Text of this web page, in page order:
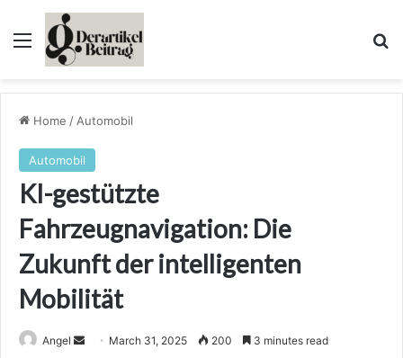
Menu
Home / Automobil
Automobil
KI-gestützte
Fahrzeugnavigation: Die
Zukunft der intelligenten
Mobilität
Angel
Send March 31, 2025 200 3 minutes read